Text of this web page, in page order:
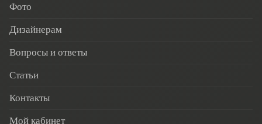
Фото
Дизайнерам
Вопросы и ответы
Статьи
Контакты
Мой кабинет